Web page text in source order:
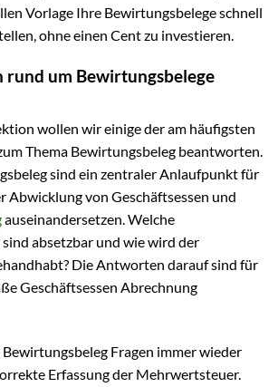
Vorlage Ihre Bewirtungsbelege schnell
ohne einen Cent zu investieren.
rund um Bewirtungsbelege
wollen wir einige der am häufigsten
Thema Bewirtungsbeleg beantworten.
sind ein zentraler Anlaufpunkt für
Abwicklung von Geschäftsessen und
auseinandersetzen. Welche
absetzbar und wie wird der
Die Antworten darauf sind für
Geschäftsessen Abrechnung
Bewirtungsbeleg Fragen immer wieder
Erfassung der Mehrwertsteuer.